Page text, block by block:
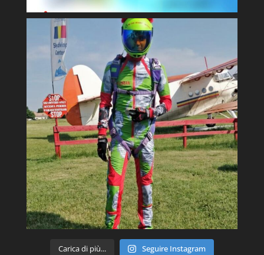
Carica di più... Seguire Instagram